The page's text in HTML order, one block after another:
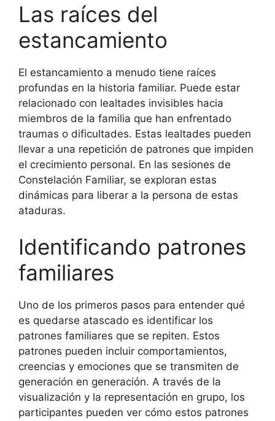
Las raíces del
estancamiento
El estancamiento a menudo tiene raíces
profundas en la historia familiar. Puede estar
relacionado con lealtades invisibles hacia
miembros de la familia que han enfrentado
traumas o dificultades. Estas lealtades pueden
llevar a una repetición de patrones que impiden
el crecimiento personal. En las sesiones de
Constelación Familiar, se exploran estas
dinámicas para liberar a la persona de estas
ataduras.
Identificando patrones
familiares
Uno de los primeros pasos para entender qué
es quedarse atascado es identificar los
patrones familiares que se repiten. Estos
patrones pueden incluir comportamientos,
creencias y emociones que se transmiten de
generación en generación. A través de la
visualización y la representación en grupo, los
participantes pueden ver cómo estos patrones